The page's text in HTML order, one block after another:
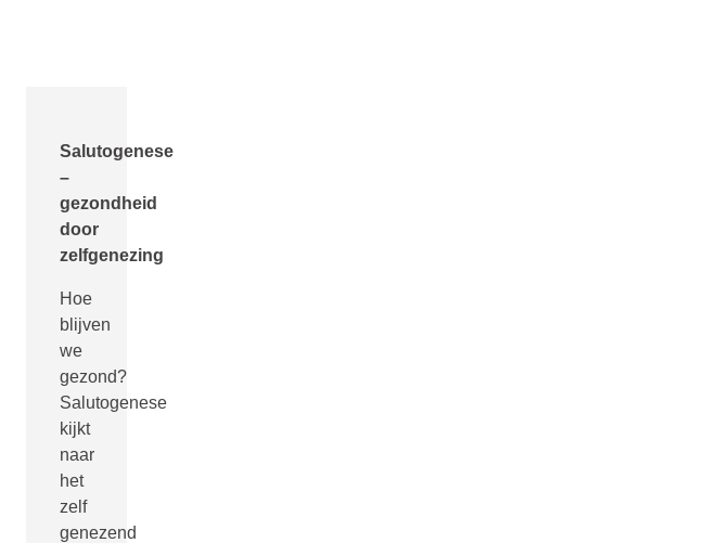
Salutogenese
–
gezondheid
door
zelfgenezing
Hoe
blijven
we
gezond?
Salutogenese
kijkt
naar
het
zelf
genezend